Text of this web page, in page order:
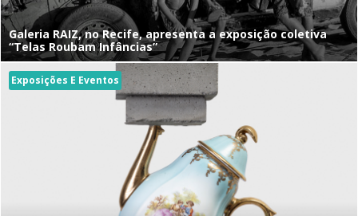
Galeria RAIZ, no Recife, apresenta a exposição coletiva
“Telas Roubam Infâncias”
Exposições E Eventos